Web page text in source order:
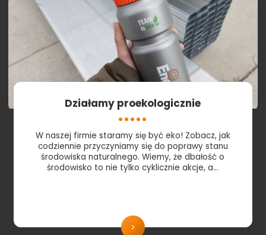
Działamy proekologicznie
W naszej firmie staramy się być eko! Zobacz, jak
codziennie przyczyniamy się do poprawy stanu
środowiska naturalnego. Wiemy, że dbałość o
środowisko to nie tylko cyklicznie akcje, a…